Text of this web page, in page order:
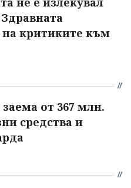
критиките към
от 367 млн.
средства и